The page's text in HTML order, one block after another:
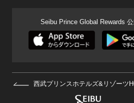
Seibu Prince Global Rewards
西武プリンスホテルズ&リゾーツ